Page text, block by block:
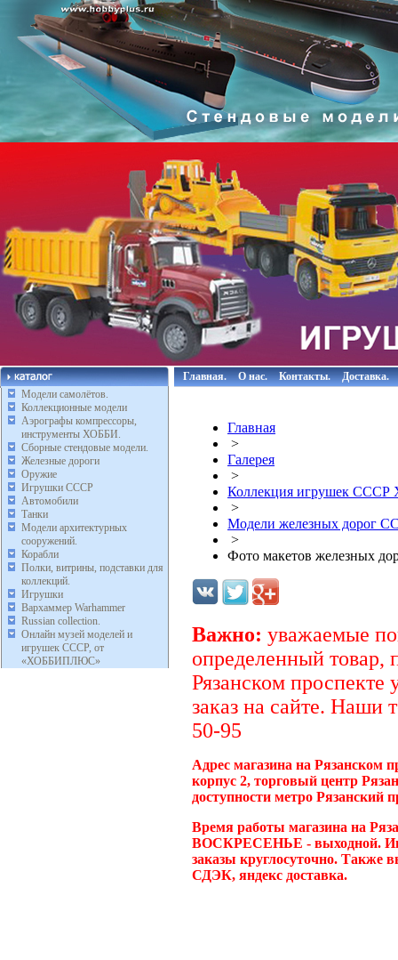
Модели самолётов.
Коллекционные модели
Аэрографы компрессоры,
инструменты ХОББИ.
Сборные стендовые модели.
Железные дороги
Оружие
Игрушки СССР
Автомобили
Танки
Модели архитектурных
сооружений.
Корабли
Полки, витрины, подставки для
коллекций.
Игрушки
Вархаммер Warhammer
Russian collection.
Онлайн музей моделей и
игрушек СССР, от
«ХОББИПЛЮС»
Главная. О нас. Контакты. Доставка.
Главная
>
Галерея
>
Коллекция игрушек
>
Модели железных дорог
>
Фото макетов железных
Важно: уважаемые
определенный товар,
Рязанском проспекте
заказ на сайте. Наши
50-95
Адрес магазина на Рязанском
корпус 2, торговый центр
доступности метро Рязанский
Время работы магазина на
ВОСКРЕСЕНЬЕ - выходной.
заказы круглосуточно. Также
СДЭК, яндекс доставка.